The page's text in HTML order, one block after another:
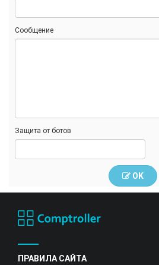
Сообщение
Защита от ботов
OK
ПРАВИЛА САЙТА